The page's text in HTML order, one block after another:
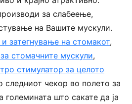
за слабеење,
на Вашите мускули.
затегнување на стомакот,
стомачните мускули,
стимулатор за целото
следниот чекор во полето за
големината што сакате да ја